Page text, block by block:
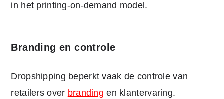
in het printing-on-demand model.
Branding en controle
Dropshipping beperkt vaak de controle van
retailers over branding en klantervaring.